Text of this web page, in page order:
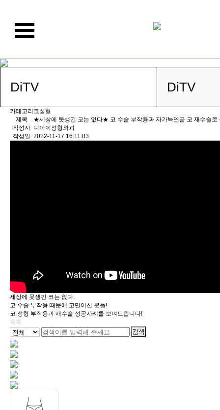
DiTV DiTV
카테고리 코성형
제목
★세상에 못생긴 코는 없다★ 코 수술 부작용과 자가늑연골 코 재수술로
작성자 디아이성형외과
작성일 2022-11-17 16:11:03
세상에 못생긴 코는 없다.
코 수술 부작용 때문에 고민이신 분들!
코 성형 부작용과 재수술 성공사례를 보여드립니다!
목록